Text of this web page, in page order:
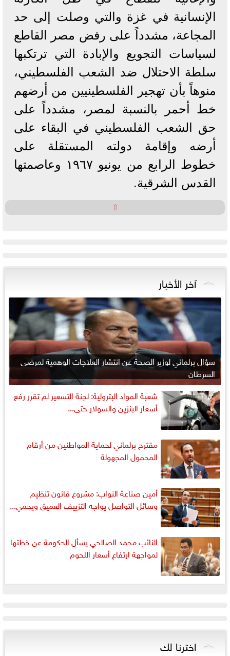
الإنسانية في غزة والتي وصلت إلى حد
المجاعة، مشدداً على رفض مصر القاطع
لسياسات التجويع والإبادة التي ترتكبها
سلطة الاحتلال ضد الشعب الفلسطيني،
منوهاً بأن تهجير الفلسطينيين من أرضهم
خط أحمر بالنسبة لمصر، مشدداً على
حق الشعب الفلسطيني في البقاء على
أرضه وإقامة دولته المستقلة على
خطوط الرابع من يونيو ١٩٦٧ وعاصمتها
القدس الشرقية.
⇧
آخر الأخبار
سؤال برلماني لوزير الصحة عن انتشار العلاجات الوهمية لمرضى
السرطان
شعبة المواد البترولية: لجنة التسعير لم تقرر رفع
أسعار البنزين والسولار حتى...
مقترح برلماني لحماية المواطنين من أرقام
المحمول المجهولة
أمين صناعة النواب: مشروع قانون تنظيم
وسائل التواصل يواجه التزييف العميق ويحمي...
النائب محمد الصالحي يسأل الحكومة عن خطتها
لمواجهة ارتفاع أسعار اللحوم
اخترنا لك